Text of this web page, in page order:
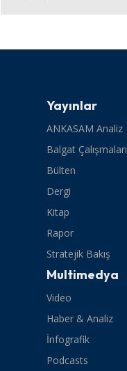
Yayınlar
ANKASAM Analiz
Balgat Çalışmaları
Bülten
Dergi
Kitap
Rapor
Stratejik Bakış
Multimedya
Video
Haber & Analiz
İnfografik
Podcasts